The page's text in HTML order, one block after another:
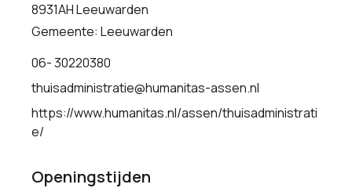
8931AH Leeuwarden
Gemeente: Leeuwarden
06- 30220380
thuisadministratie@humanitas-assen.nl
https://www.humanitas.nl/assen/thuisadministrati
e/
Openingstijden